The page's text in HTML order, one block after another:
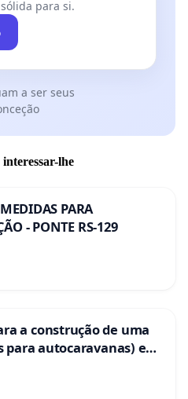
para si.
a ser seus
lhe
PARA
- PONTE RS-129
a construção de uma
para autocaravanas) em